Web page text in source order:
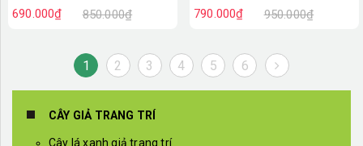
690.000₫ 850.000₫ 790.000₫ 950.000₫
1 2 3 4 5 6
CÂY GIẢ TRANG TRÍ
Cây lá xanh giả trang trí